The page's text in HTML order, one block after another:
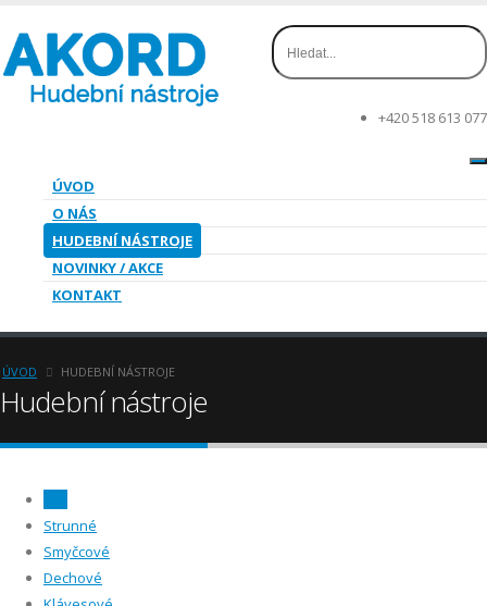
+420 518 613 077
ÚVOD
O NÁS
HUDEBNÍ NÁSTROJE
NOVINKY / AKCE
KONTAKT
ÚVOD HUDEBNÍ NÁSTROJE
Hudební nástroje
Strunné
Smyčcové
Dechové